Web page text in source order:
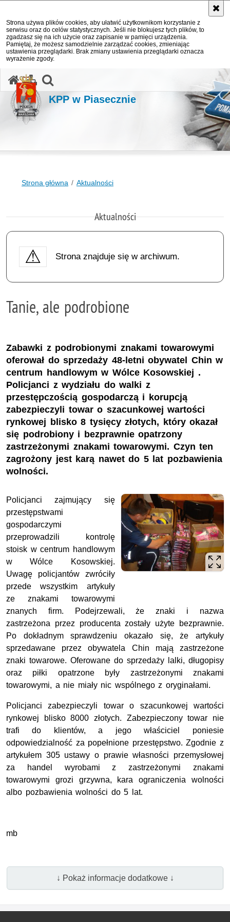
Strona używa plików cookies, aby ułatwić użytkownikom korzystanie z
serwisu oraz do celów statystycznych. Jeśli nie blokujesz tych plików, to
zgadzasz się na ich użycie oraz zapisanie w pamięci urządzenia.
Pamiętaj, że możesz samodzielnie zarządzać cookies, zmieniając
ustawienia przeglądarki. Brak zmiany ustawienia przeglądarki oznacza
wyrażenie zgody.
KPP w Piasecznie
Strona główna Aktualności
Aktualności
Strona znajduje się w archiwum.
Tanie, ale podrobione
Zabawki z podrobionymi znakami towarowymi
oferował do sprzedaży 48-letni obywatel Chin w
centrum handlowym w Wólce Kosowskiej .
Policjanci z wydziału do walki z
przestępczością gospodarczą i korupcją
zabezpieczyli towar o szacunkowej wartości
rynkowej blisko 8 tysięcy złotych, który okazał
się podrobiony i bezprawnie opatrzony
zastrzeżonymi znakami towarowymi. Czyn ten
zagrożony jest karą nawet do 5 lat pozbawienia
wolności.
Policjanci zajmujący się
przestępstwami
gospodarczymi
przeprowadzili kontrolę
stoisk w centrum handlowym
w Wólce Kosowskiej.
Uwagę policjantów zwróciły
przede wszystkim artykuły
ze znakami towarowymi
znanych firm. Podejrzewali, że znaki i nazwa
zastrzeżona przez producenta zostały użyte bezprawnie.
Po dokładnym sprawdzeniu okazało się, że artykuły
sprzedawane przez obywatela Chin mają zastrzeżone
znaki towarowe. Oferowane do sprzedaży lalki, długopisy
oraz piłki opatrzone były zastrzeżonymi znakami
towarowymi, a nie miały nic wspólnego z oryginałami.
Policjanci zabezpieczyli towar o szacunkowej wartości
rynkowej blisko 8000 złotych. Zabezpieczony towar nie
trafi do klientów, a jego właściciel poniesie
odpowiedzialność za popełnione przestępstwo. Zgodnie z
artykułem 305 ustawy o prawie własności przemysłowej
za handel wyrobami z zastrzeżonymi znakami
towarowymi grozi grzywna, kara ograniczenia wolności
albo pozbawienia wolności do 5 lat.
mb
↓ Pokaż informacje dodatkowe ↓